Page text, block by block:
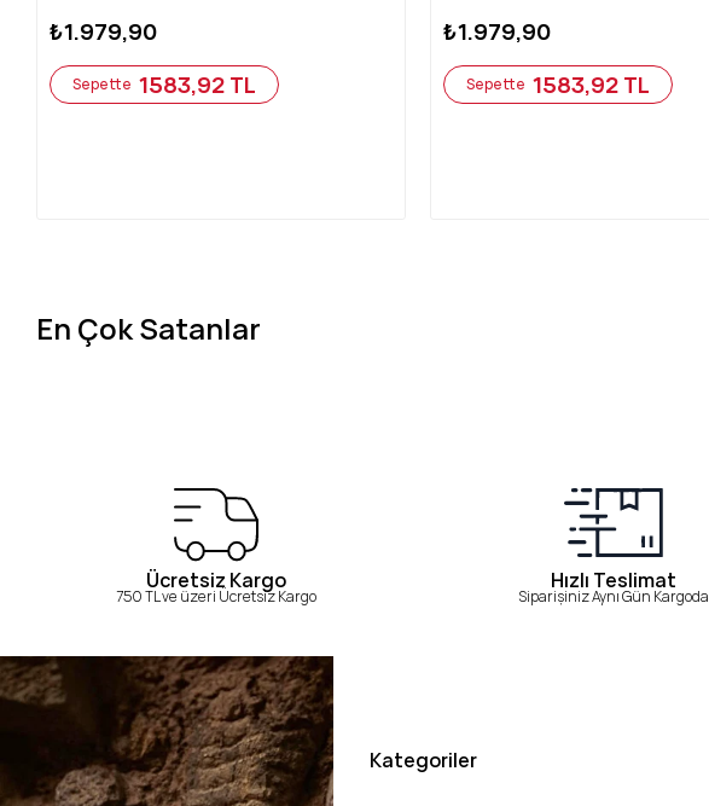
₺1.979,90
Sepette 1583,92 TL
₺1.979,90
Sepette 1583,92 TL
En Çok Satanlar
Ücretsiz Kargo
750 TL ve üzeri Ücretsiz Kargo
Hızlı Teslimat
Siparişiniz Aynı Gün Kargoda
Kategoriler